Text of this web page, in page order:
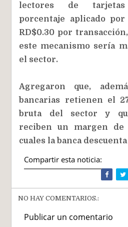
lectores de
porcentaje aplicado
RD$0.30 por
este mecanismo sería
el sector.
Agregaron que,
bancarias retienen el
bruta del sector y
reciben un margen de
cuales la banca
Compartir esta noticia:
NO HAY COMENTARIOS.:
Publicar un comentario